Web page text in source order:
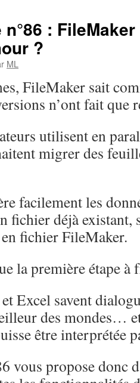
:
?
ML
FileMaker sait
n’ont fait que
utilisent en
migrer des
facilement les
fichier déjà existant,
fichier FileMaker.
la première étape
Excel savent
des mondes…
être interprétée
vous propose donc